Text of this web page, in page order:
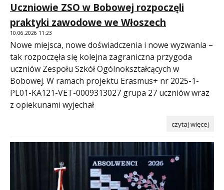
Uczniowie ZSO w Bobowej rozpoczęli
praktyki zawodowe we Włoszech
10.06.2026 11:23
Nowe miejsca, nowe doświadczenia i nowe wyzwania –
tak rozpoczęła się kolejna zagraniczna przygoda
uczniów Zespołu Szkół Ogólnokształcących w
Bobowej. W ramach projektu Erasmus+ nr 2025-1-
PL01-KA121-VET-0009313027 grupa 27 uczniów wraz
z opiekunami wyjechał
czytaj więcej